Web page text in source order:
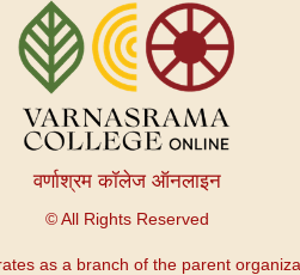
वर्णाश्रम कॉलेज ऑनलाइन
© All Rights Reserved
as a branch of the parent